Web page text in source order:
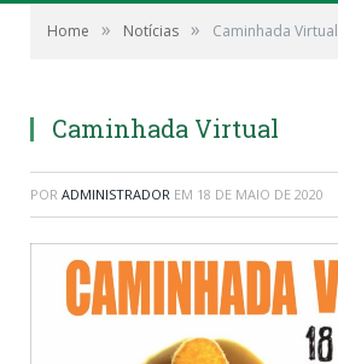
Home » Notícias » Caminhada Virtual
Caminhada Virtual
POR ADMINISTRADOR EM 18 DE MAIO DE 2020